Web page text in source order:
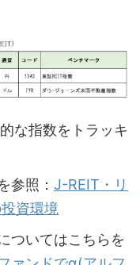
な指数をトラッキ
参照： J-REIT・リ
資環境
ついてはこちらを